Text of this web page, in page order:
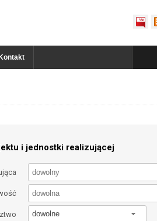
Kontakt
i jednostki realizującej
dowolne